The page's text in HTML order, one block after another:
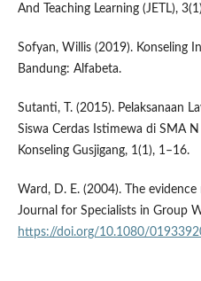
And Teaching Learning (JETL),
Sofyan, Willis (2019). Konseling
Bandung: Alfabeta.
Sutanti, T. (2015). Pelaksanaan
Siswa Cerdas Istimewa di SMA N
Konseling Gusjigang, 1(1), 1–16.
Ward, D. E. (2004). The
Journal for Specialists in Group
https://doi.org/10.1080/